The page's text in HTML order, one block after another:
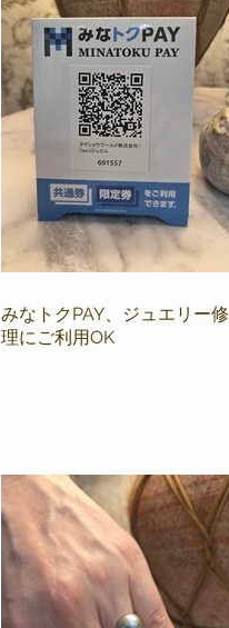
みなトクPAY、ジュエリー修
理にご利用OK